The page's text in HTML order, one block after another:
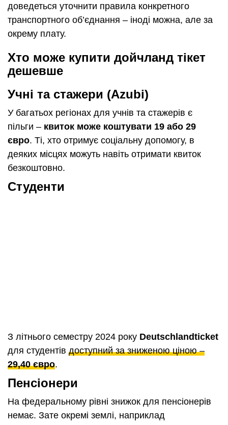
доведеться уточнити правила конкретного
транспортного об’єднання – іноді можна, але за
окрему плату.
Хто може купити дойчланд тікет
дешевше
Учні та стажери (Azubi)
У багатьох регіонах для учнів та стажерів є
пільги – квиток може коштувати 19 або 29
євро. Ті, хто отримує соціальну допомогу, в
деяких місцях можуть навіть отримати квиток
безкоштовно.
Студенти
З літнього семестру 2024 року Deutschlandticket
для студентів доступний за зниженою ціною –
29,40 євро.
Пенсіонери
На федеральному рівні знижок для пенсіонерів
немає. Зате окремі землі, наприклад